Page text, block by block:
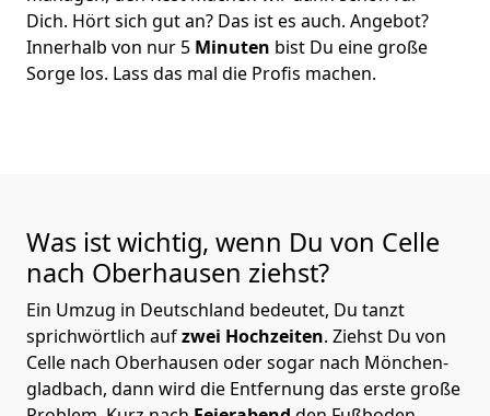
Dich. Hört sich gut an? Das ist es auch. Angebot?
Innerhalb von nur 5 Minuten bist Du eine große
Sorge los. Lass das mal die Profis machen.
Was ist wichtig, wenn Du von Celle
nach Oberhausen ziehst?
Ein Umzug in Deutschland bedeutet, Du tanzt
sprichwörtlich aufzwei Hochzeiten. Ziehst Du von
Celle nach Oberhausen oder sogar nach Mönchen­
gladbach, dann wird die Entfernung das erste große